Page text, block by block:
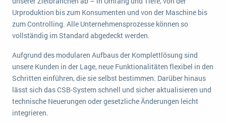
Logistik
Produktion
Immobilien
Services
Textil und Mode
Vermietung
Versorgung
wichtigsten Punkte, die es zu beachten gilt
Service Level Agreements (SLA) und ERP: Was muss man wissen?
ERP-Software für Abfallentsorger
Digitale Arbeitsaufträge in Ihrem ERP- oder FSM-System: clever und effizient
MEHR ÜBER ERP-SOFTWARE
Urproduktion bis zum Konsumenten und von der Maschine bis
zum Controlling. Alle Unternehmensprozesse können so
vollständig im Standard abgedeckt werden.
Aufgrund des modularen Aufbaus der Komplettlösung sind
unsere Kunden in der Lage, neue Funktionalitäten flexibel in den
Schritten einführen, die sie selbst bestimmen. Darüber hinaus
lässt sich das CSB-System schnell und sicher aktualisieren und
technische Neuerungen oder gesetzliche Änderungen leicht
integrieren.